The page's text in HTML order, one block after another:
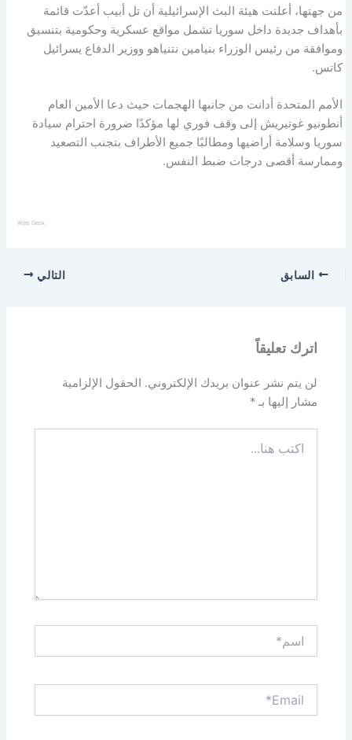
من جهتها، أعلنت هيئة البث الإسرائيلية أن تل أبيب أعدّت قائمة
بأهداف جديدة داخل سوريا تشمل مواقع عسكرية وحكومية بتنسيق
وموافقة من رئيس الوزراء بنيامين نتنياهو ووزير الدفاع يسرائيل
كاتس.
الأمم المتحدة أدانت من جانبها الهجمات حيث دعا الأمين العام
أنطونيو غوتيريش إلى وقف فوري لها مؤكدًا ضرورة احترام سيادة
سوريا وسلامة أراضيها ومطالبًا جميع الأطراف بتجنب التصعيد
وممارسة أقصى درجات ضبط النفس.
Web Desk
السابق التالي
اترك تعليقاً
لن يتم نشر عنوان بريدك الإلكتروني. الحقول الإلزامية
مشار إليها بـ*
هنا...